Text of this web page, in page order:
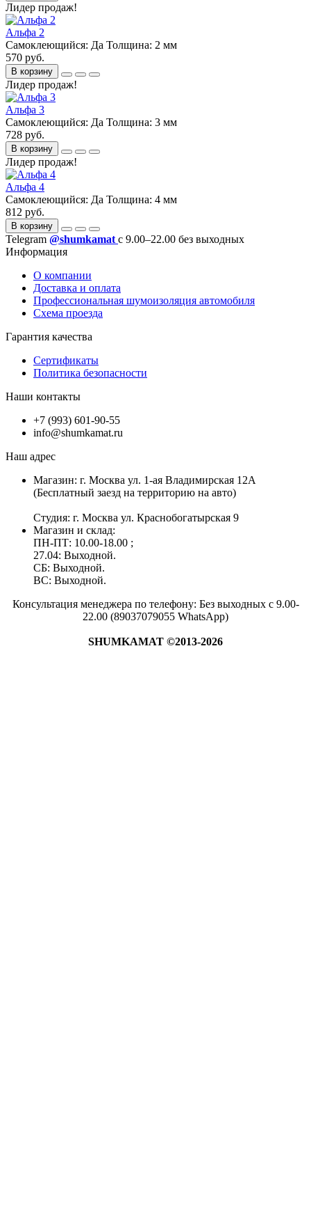
Лидер продаж!
Альфа 2
Самоклеющийся: Да Толщина: 2 мм
570 руб.
В корзину
Лидер продаж!
Альфа 3
Самоклеющийся: Да Толщина: 3 мм
728 руб.
В корзину
Лидер продаж!
Альфа 4
Самоклеющийся: Да Толщина: 4 мм
812 руб.
В корзину
Telegram @shumkamat с 9.00–22.00 без выходных
Информация
О компании
Доставка и оплата
Профессиональная шумоизоляция автомобиля
Схема проезда
Гарантия качества
Сертификаты
Политика безопасности
Наши контакты
+7 (993) 601-90-55
info@shumkamat.ru
Наш адрес
Магазин: г. Москва ул. 1-ая Владимирская 12А
(Бесплатный заезд на территорию на авто)
Студия: г. Москва ул. Краснобогатырская 9
Магазин и склад:
ПН-ПТ: 10.00-18.00 ;
27.04: Выходной.
СБ: Выходной.
ВС: Выходной.
Консультация менеджера по телефону: Без выходных с 9.00-
22.00 (89037079055 WhatsApp)
SHUMKAMAT ©2013-2026